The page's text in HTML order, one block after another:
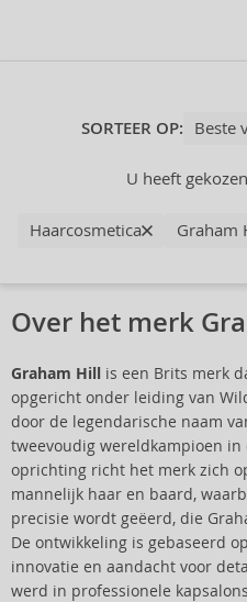
SORTEER OP:
U heeft
Haarcosmetica Graham
Over het merk
Graham Hill is een Brits merk
opgericht onder leiding van
door de legendarische naam
tweevoudig wereldkampioen in
oprichting richt het merk zich
mannelijk haar en baard,
precisie wordt geëerd, die
De ontwikkeling is gebaseerd
innovatie en aandacht voor
werd in professionele